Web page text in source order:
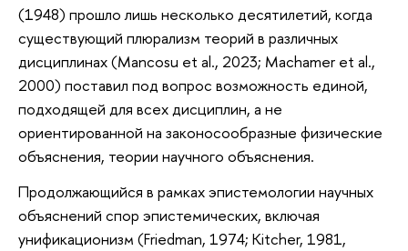
(1948) прошло лишь несколько десятилетий, когда
существующий плюрализм теорий в различных
дисциплинах (Mancosu et al., 2023; Machamer et al.,
2000) поставил под вопрос возможность единой,
подходящей для всех дисциплин, а не
ориентированной на законосообразные физические
объяснения, теории научного объяснения.
Продолжающийся в рамках эпистемологии научных
объяснений спор эпистемических, включая
унификационизм (Friedman, 1974; Kitcher, 1981,